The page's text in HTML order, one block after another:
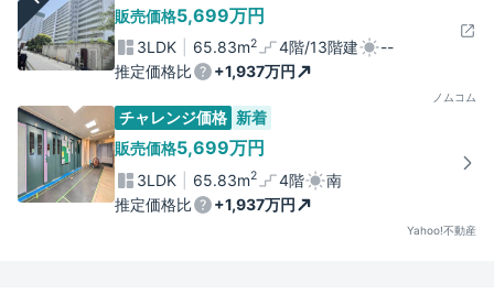
販売価格5,699万円
3LDK 65.83m2 4階/13階建
--
推定価格比
+1,937万円
ノムコム
チャレンジ価格 新着
販売価格5,699万円
3LDK 65.83m2 4階
南
推定価格比
+1,937万円
Yahoo!不動産